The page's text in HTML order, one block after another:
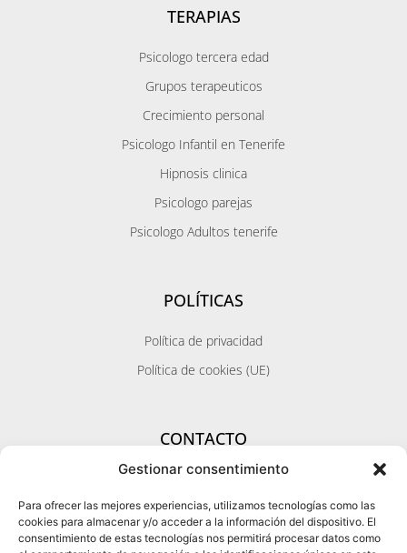
Gestionar consentimiento
Para ofrecer las mejores experiencias, utilizamos tecnologías como las
cookies para almacenar y/o acceder a la información del dispositivo. El
consentimiento de estas tecnologías nos permitirá procesar datos como
TERAPIAS
Psicologo tercera edad
Grupos terapeuticos
Crecimiento personal
Psicologo Infantil en Tenerife
Hipnosis clinica
Psicologo parejas
Psicologo Adultos tenerife
POLÍTICAS
Política de privacidad
Política de cookies (UE)
CONTACTO
Zona Santa Cruz / Metropolitana / Norte
38002 Santa Cruz de Tenerife
WhatsApp Citas